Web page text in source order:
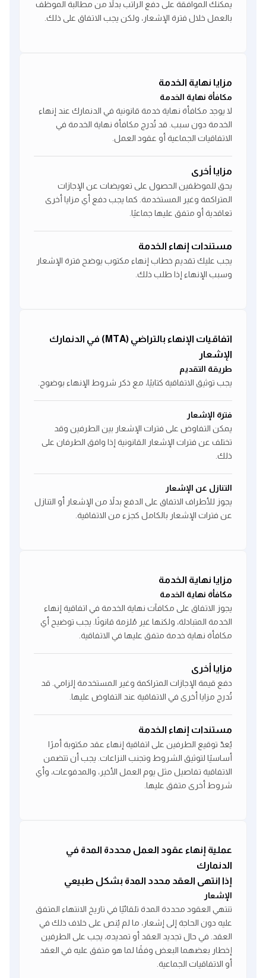
يمكنك الموافقة على دفع الراتب بدلاً من مطالبة الموظف
بالعمل خلال فترة الإشعار، ولكن يجب الاتفاق على ذلك.
مزايا نهاية الخدمة
مكافأة نهاية الخدمة
لا يوجد مكافأة نهاية خدمة قانونية في الدنمارك عند إنهاء
الخدمة دون سبب. قد تُدرج مكافأة نهاية الخدمة في
الاتفاقيات الجماعية أو عقود العمل.
مزايا أخرى
يحق للموظفين الحصول على تعويضات عن الإجازات
المتراكمة وغير المستخدمة. كما يجب دفع أي مزايا أخرى
تعاقدية أو متفق عليها جماعيًا.
مستندات إنهاء الخدمة
يجب عليك تقديم خطاب إنهاء مكتوب يوضح فترة الإشعار
وسبب الإنهاء إذا طلب ذلك.
اتفاقيات الإنهاء بالتراضي (MTA) في الدنمارك
الإشعار
طريقة التقديم
يجب توثيق الاتفاقية كتابيًا، مع ذكر شروط الإنهاء بوضوح.
فترة الإشعار
يمكن التفاوض على فترات الإشعار بين الطرفين وقد
تختلف عن فترات الإشعار القانونية إذا وافق الطرفان على
ذلك.
التنازل عن الإشعار
يجوز للأطراف الاتفاق على الدفع بدلاً من الإشعار أو التنازل
عن فترات الإشعار بالكامل كجزء من الاتفاقية.
مزايا نهاية الخدمة
مكافأة نهاية الخدمة
يجوز الاتفاق على مكافآت نهاية الخدمة في اتفاقية إنهاء
الخدمة المتبادلة، ولكنها غير مُلزمة قانونًا. يجب توضيح أي
مكافأة نهاية خدمة متفق عليها في الاتفاقية.
مزايا أخرى
دفع قيمة الإجازات المتراكمة وغير المستخدمة إلزامي. قد
تُدرج مزايا أخرى في الاتفاقية عند التفاوض عليها.
مستندات إنهاء الخدمة
يُعدّ توقيع الطرفين على اتفاقية إنهاء عقد مكتوبة أمرًا
أساسيًا لتوثيق الشروط وتجنب النزاعات. يجب أن تتضمن
الاتفاقية تفاصيل مثل يوم العمل الأخير، والمدفوعات، وأي
شروط أخرى متفق عليها.
عملية إنهاء عقود العمل محددة المدة في
الدنمارك
إذا انتهى العقد محدد المدة بشكل طبيعي
الإشعار
تنتهي العقود محددة المدة تلقائيًا في تاريخ الانتهاء المتفق
عليه دون الحاجة إلى إشعار، ما لم يُنص على خلاف ذلك في
العقد. في حال تجديد العقد أو تمديده، يجب على الطرفين
إخطار بعضهما البعض وفقًا لما هو متفق عليه في العقد
أو الاتفاقيات الجماعية.